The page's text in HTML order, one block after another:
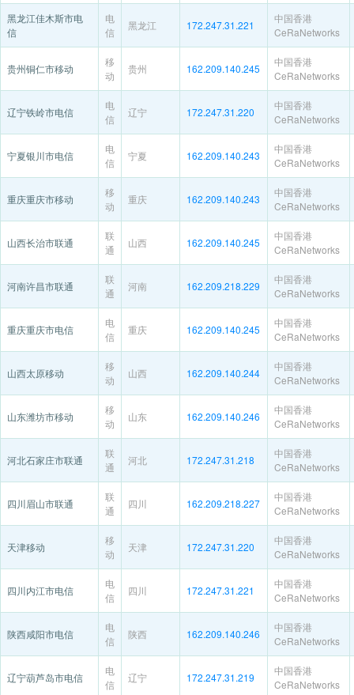
黑龙江佳木斯市电
信
电
信
黑龙江 172.247.31.221
中国香港
CeRaNetworks
贵州铜仁市移动
移
动
贵州 162.209.140.245
中国香港
CeRaNetworks
辽宁铁岭市电信
电
信
辽宁 172.247.31.220
中国香港
CeRaNetworks
宁夏银川市电信
电
信
宁夏 162.209.140.243
中国香港
CeRaNetworks
重庆重庆市移动
移
动
重庆 162.209.140.243
中国香港
CeRaNetworks
山西长治市联通
联
通
山西 162.209.140.245
中国香港
CeRaNetworks
河南许昌市联通
联
通
河南 162.209.218.229
中国香港
CeRaNetworks
重庆重庆市电信
电
信
重庆 162.209.140.245
中国香港
CeRaNetworks
山西太原移动
移
动
山西 162.209.140.244
中国香港
CeRaNetworks
山东潍坊市移动
移
动
山东 162.209.140.246
中国香港
CeRaNetworks
河北石家庄市联通
联
通
河北 172.247.31.218
中国香港
CeRaNetworks
四川眉山市联通
联
通
四川 162.209.218.227
中国香港
CeRaNetworks
天津移动
移
动
天津 172.247.31.220
中国香港
CeRaNetworks
四川内江市电信
电
信
四川 172.247.31.221
中国香港
CeRaNetworks
陕西咸阳市电信
电
信
陕西 162.209.140.246
中国香港
CeRaNetworks
辽宁葫芦岛市电信
电
信
辽宁 172.247.31.219
中国香港
CeRaNetworks